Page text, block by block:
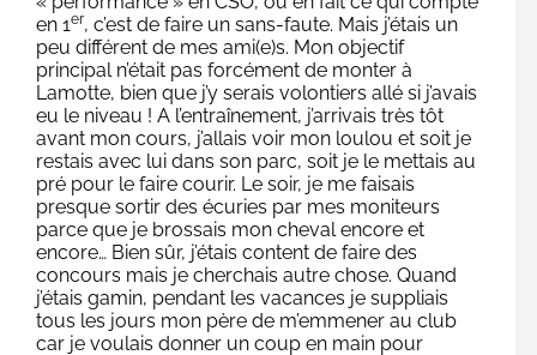
en 1er, c’est de faire un sans-faute. Mais j’étais un
peu différent de mes ami(e)s. Mon objectif
principal n’était pas forcément de monter à
Lamotte, bien que j’y serais volontiers allé si j’avais
eu le niveau ! A l’entraînement, j’arrivais très tôt
avant mon cours, j’allais voir mon loulou et soit je
restais avec lui dans son parc, soit je le mettais au
pré pour le faire courir. Le soir, je me faisais
presque sortir des écuries par mes moniteurs
parce que je brossais mon cheval encore et
encore… Bien sûr, j’étais content de faire des
concours mais je cherchais autre chose. Quand
j’étais gamin, pendant les vacances je suppliais
tous les jours mon père de m’emmener au club
car je voulais donner un coup en main pour